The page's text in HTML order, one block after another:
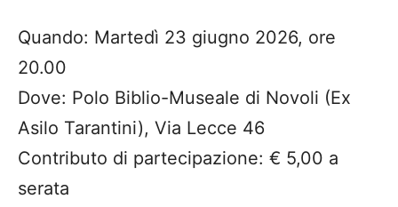
Quando: Martedì 23 giugno 2026, ore
20.00
Dove: Polo Biblio-Museale di Novoli (Ex
Asilo Tarantini), Via Lecce 46
Contributo di partecipazione: € 5,00 a
serata